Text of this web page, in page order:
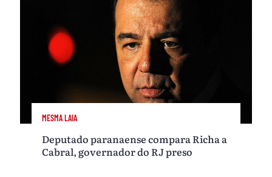
MESMA LAIA
Deputado paranaense compara Richa a
Cabral, governador do RJ preso